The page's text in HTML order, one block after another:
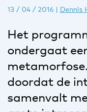
13 / 04 / 2016 | Dennis
Het
ondergaat
doordat de
samenvalt